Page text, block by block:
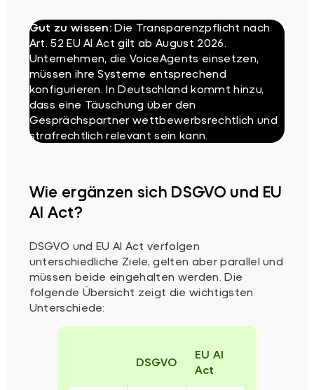
Gut zu wissen: Die Transparenzpflicht nach
Art. 52 EU AI Act gilt ab August 2026.
Unternehmen, die VoiceAgents einsetzen,
müssen ihre Systeme entsprechend
konfigurieren. In Deutschland kommt hinzu,
dass eine Täuschung über den
Gesprächspartner wettbewerbsrechtlich und
strafrechtlich relevant sein kann.
Wie ergänzen sich DSGVO und EU
AI Act?
DSGVO und EU AI Act verfolgen
unterschiedliche Ziele, gelten aber parallel und
müssen beide eingehalten werden. Die
folgende Übersicht zeigt die wichtigsten
Unterschiede:
DSGVO
EU AI
Act